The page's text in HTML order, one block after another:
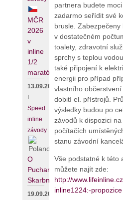
MČR
2026
v
inline
1/2
maratónu
13.09.2026
Speed
inline
závody
O
Puchar
Skarbnika
19.09.2026
partnera budete
zadarmo seřídit své
brusle. Zabezpečeny
v dostatečném
toalety, zdravotní
sprchy s teplou
také připojení k
energii pro případ
vlastního občerstvení
dobití el. přístrojů.
výsledky budou po
závodů k dispozici na
počítačích
stanu závodní
Vše podstatné k této
můžete najít zde:
http://
inline1224:-propozice